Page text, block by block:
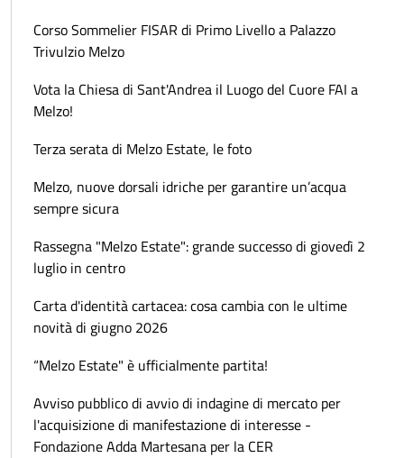
Corso Sommelier FISAR di Primo Livello a Palazzo
Trivulzio Melzo
Vota la Chiesa di Sant'Andrea il Luogo del Cuore FAI a
Melzo!
Terza serata di Melzo Estate, le foto
Melzo, nuove dorsali idriche per garantire un’acqua
sempre sicura
Rassegna "Melzo Estate": grande successo di giovedì 2
luglio in centro
Carta d'identità cartacea: cosa cambia con le ultime
novità di giugno 2026
“Melzo Estate" è ufficialmente partita!
Avviso pubblico di avvio di indagine di mercato per
l'acquisizione di manifestazione di interesse -
Fondazione Adda Martesana per la CER